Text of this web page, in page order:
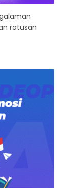
ratusan